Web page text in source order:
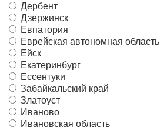
Дербент
Дзержинск
Евпатория
Еврейская автономная область
Ейск
Екатеринбург
Ессентуки
Забайкальский край
Златоуст
Иваново
Ивановская область